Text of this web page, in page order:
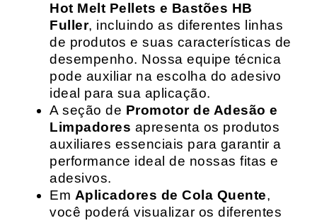
Hot Melt Pellets e Bastões HB
Fuller, incluindo as diferentes linhas
de produtos e suas características de
desempenho. Nossa equipe técnica
pode auxiliar na escolha do adesivo
ideal para sua aplicação.
A seção de Promotor de Adesão e
Limpadores apresenta os produtos
auxiliares essenciais para garantir a
performance ideal de nossas fitas e
adesivos.
Em Aplicadores de Cola Quente,
você poderá visualizar os diferentes